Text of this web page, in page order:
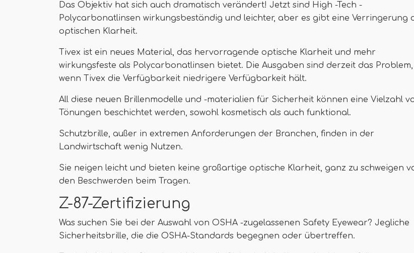
Das Objektiv hat sich auch dramatisch verändert! Jetzt sind High -Tech -
Polycarbonatlinsen wirkungsbeständig und leichter, aber es gibt eine Verringerung
optischen Klarheit.
Tivex ist ein neues Material, das hervorragende optische Klarheit und mehr
wirkungsfeste als Polycarbonatlinsen bietet. Die Ausgaben sind derzeit das Problem,
wenn Tivex die Verfügbarkeit niedrigere Verfügbarkeit hält.
All diese neuen Brillenmodelle und -materialien für Sicherheit können eine Vielzahl
Tönungen beschichtet werden, sowohl kosmetisch als auch funktional.
Schutzbrille, außer in extremen Anforderungen der Branchen, finden in der
Landwirtschaft wenig Nutzen.
Sie neigen leicht und bieten keine großartige optische Klarheit, ganz zu schweigen
den Beschwerden beim Tragen.
Z-87-Zertifizierung
Was suchen Sie bei der Auswahl von OSHA -zugelassenen Safety Eyewear? Jegliche
Sicherheitsbrille, die die OSHA-Standards begegnen oder übertreffen.